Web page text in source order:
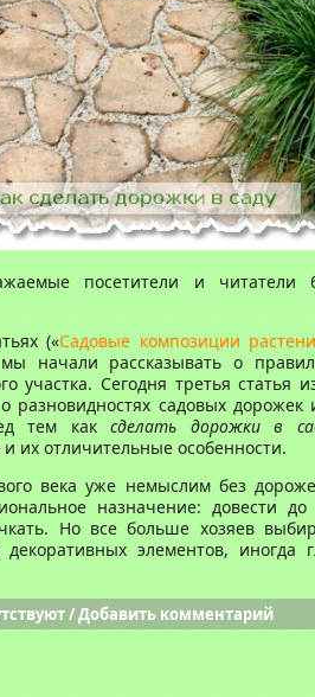
посетители и читатели
(«Садовые композиции
мы начали рассказывать о
участка. Сегодня третья статья
разновидностях садовых
тем каксделать дорожки в
их отличительные особенности.
века уже немыслим без
назначение: довести до
Но все больше хозяев
декоративных элементов, иногда
/Добавить комментарий